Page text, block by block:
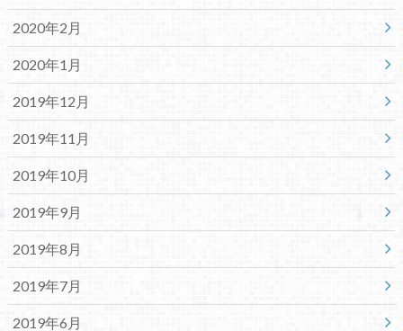
2020年2月
2020年1月
2019年12月
2019年11月
2019年10月
2019年9月
2019年8月
2019年7月
2019年6月